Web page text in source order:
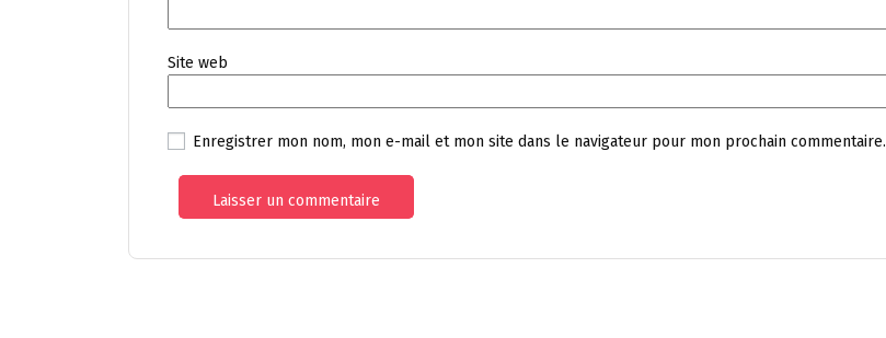
Site web
Enregistrer mon nom, mon e-mail et mon site dans le navigateur pour mon prochain commentaire.